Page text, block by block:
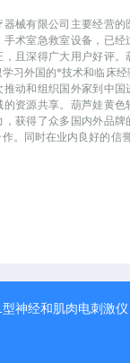
械有限公司主要经营的
术室急救室设备，已经
且深得广大用户好评。
习外国的*技术和临床
动和组织国外家到中国
资源共享。葫芦娃黄色
获得了众多国内外品牌
。同时在业内良好的信
型神经和肌肉电刺激仪